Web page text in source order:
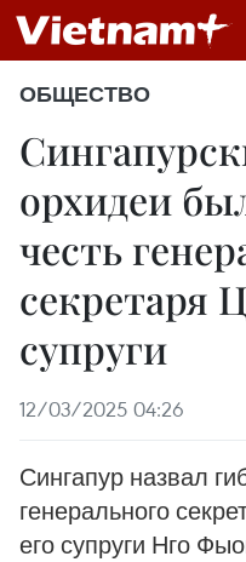
ОБЩЕСТВО
орхидеи
честь
секретаря
супруги
12/03/2025 04:26
Сингапур назвал
генерального
его супруги Нго